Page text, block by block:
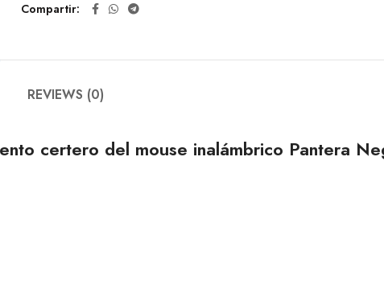
Compartir
REVIEWS (0)
certero del mouse inalámbrico Pantera